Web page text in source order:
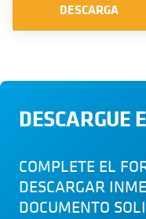
DESCARGA
DESCARGUE
COMPLETE EL
DESCARGAR
DOCUMENTO